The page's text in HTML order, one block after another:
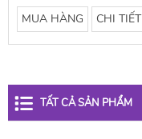
MUA HÀNG CHI TIẾT
TẤT CẢ SẢN PHẨM